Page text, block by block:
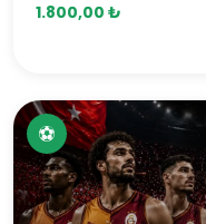
1.800,00 ₺
⚽